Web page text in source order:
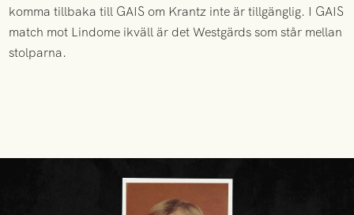
komma tillbaka till GAIS om Krantz inte är tillgänglig. I GAIS
match mot Lindome ikväll är det Westgärds som står mellan
stolparna.